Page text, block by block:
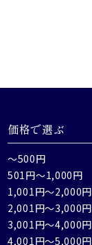
価格で選ぶ
～500円
501円～1,000円
1,001円～2,000円
2,001円～3,000円
3,001円～4,000円
4,001円～5,000円